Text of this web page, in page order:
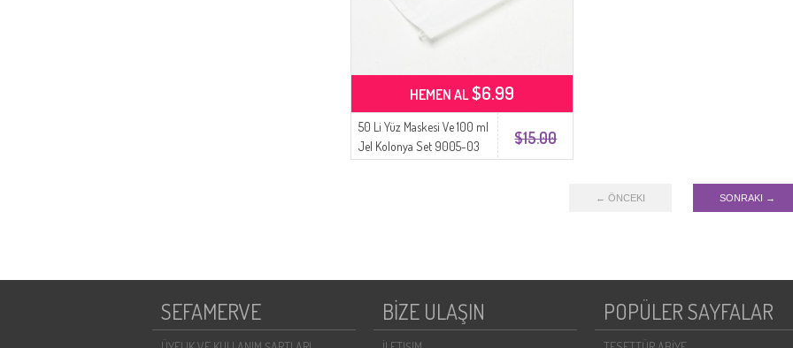
$15.00
50 Li Yüz Maskesi Ve 100 ml
Jel Kolonya Set 9005-03
HEMEN AL$6.99
← ÖNCEKI SONRAKI →
SEFAMERVE BİZE ULAŞIN POPÜLER SAYFALAR